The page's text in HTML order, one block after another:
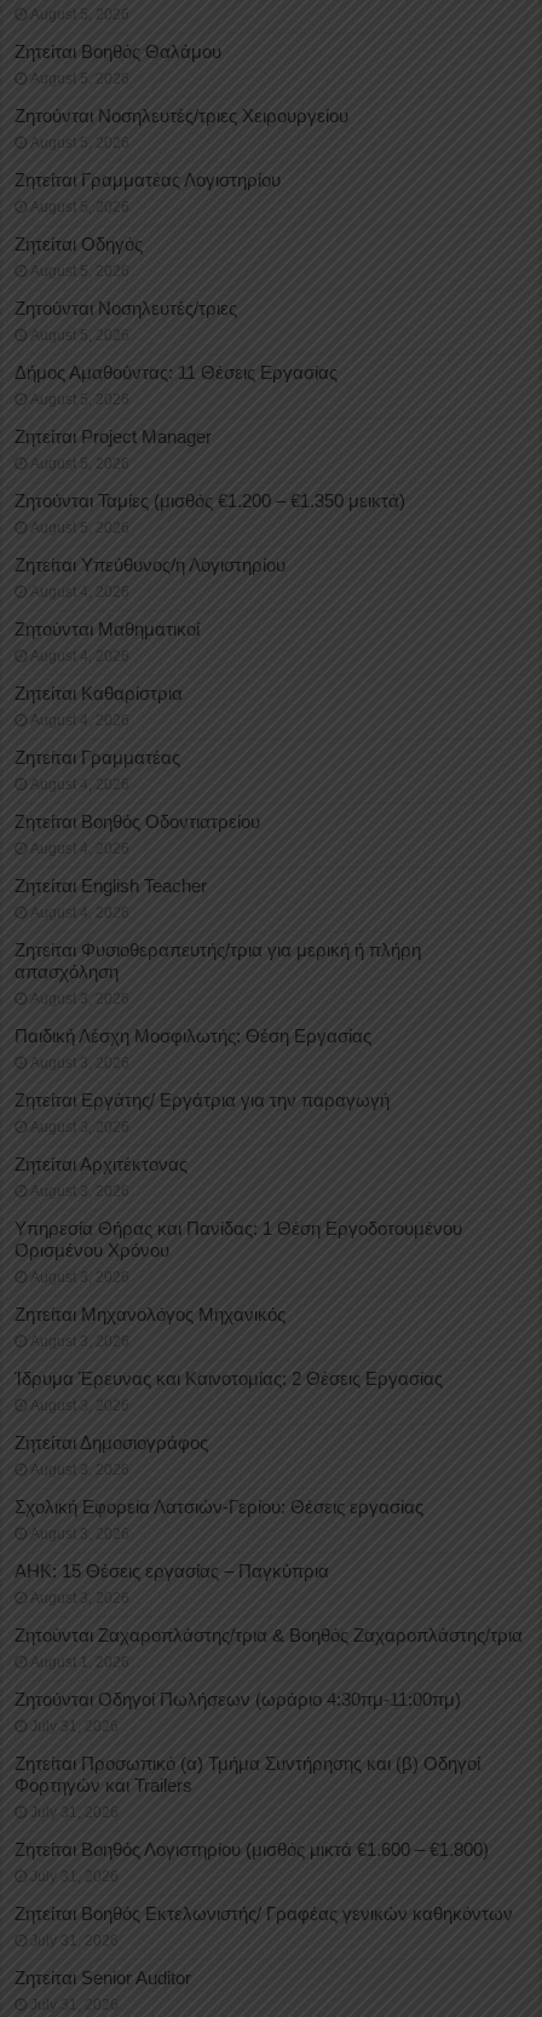
August 5, 2026
Ζητείται Βοηθός Θαλάμου
August 5, 2026
Ζητούνται Νοσηλευτές/τριες Χειρουργείου
August 5, 2026
Ζητείται Γραμματέας Λογιστηρίου
August 5, 2026
Ζητείται Οδηγός
August 5, 2026
Ζητούνται Νοσηλευτές/τριες
August 5, 2026
Δήμος Αμαθούντας: 11 Θέσεις Εργασίας
August 5, 2026
Ζητείται Project Manager
August 5, 2026
Ζητούνται Ταμίες (μισθός €1.200 – €1.350 μεικτά)
August 5, 2026
Ζητείται Υπεύθυνος/η Λογιστηρίου
August 4, 2026
Ζητούνται Μαθηματικοί
August 4, 2026
Ζητείται Καθαρίστρια
August 4, 2026
Ζητείται Γραμματέας
August 4, 2026
Ζητείται Βοηθός Οδοντιατρείου
August 4, 2026
Ζητείται English Teacher
August 4, 2026
Ζητείται Φυσιοθεραπευτής/τρια για μερική ή πλήρη
απασχόληση
August 3, 2026
Παιδική Λέσχη Μοσφιλωτής: Θέση Εργασίας
August 3, 2026
Ζητείται Εργάτης/ Εργάτρια για την παραγωγή
August 3, 2026
Ζητείται Αρχιτέκτονας
August 3, 2026
Υπηρεσία Θήρας και Πανίδας: 1 Θέση Eργοδοτουμένου
Oρισμένου Xρόνου
August 3, 2026
Ζητείται Μηχανολόγος Μηχανικός
August 3, 2026
Ίδρυμα Έρευνας και Καινοτομίας: 2 Θέσεις Εργασίας
August 3, 2026
Ζητείται Δημοσιογράφος
August 3, 2026
Σχολική Εφορεία Λατσιών-Γερίου: Θέσεις εργασίας
August 3, 2026
ΑΗΚ: 15 Θέσεις εργασίας – Παγκύπρια
August 3, 2026
Ζητούνται Ζαχαροπλάστης/τρια & Βοηθός Ζαχαροπλάστης/τρια
August 1, 2026
Ζητούνται Οδηγοί Πωλήσεων (ωράριο 4:30πμ-11:00πμ)
July 31, 2026
Ζητείται Προσωπικό (α) Τμήμα Συντήρησης και (β) Οδηγοί
Φορτηγών και Trailers
July 31, 2026
Ζητείται Βοηθός Λογιστηρίου (μισθός μικτά €1.600 – €1.800)
July 31, 2026
Ζητείται Βοηθός Εκτελωνιστής/ Γραφέας γενικών καθηκόντων
July 31, 2026
Ζητείται Senior Auditor
July 31, 2026